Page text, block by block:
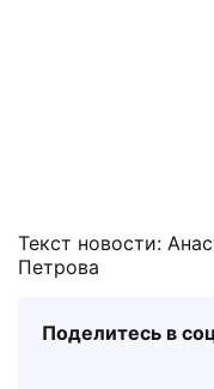
Текст новости:
Петрова
Поделитесь в